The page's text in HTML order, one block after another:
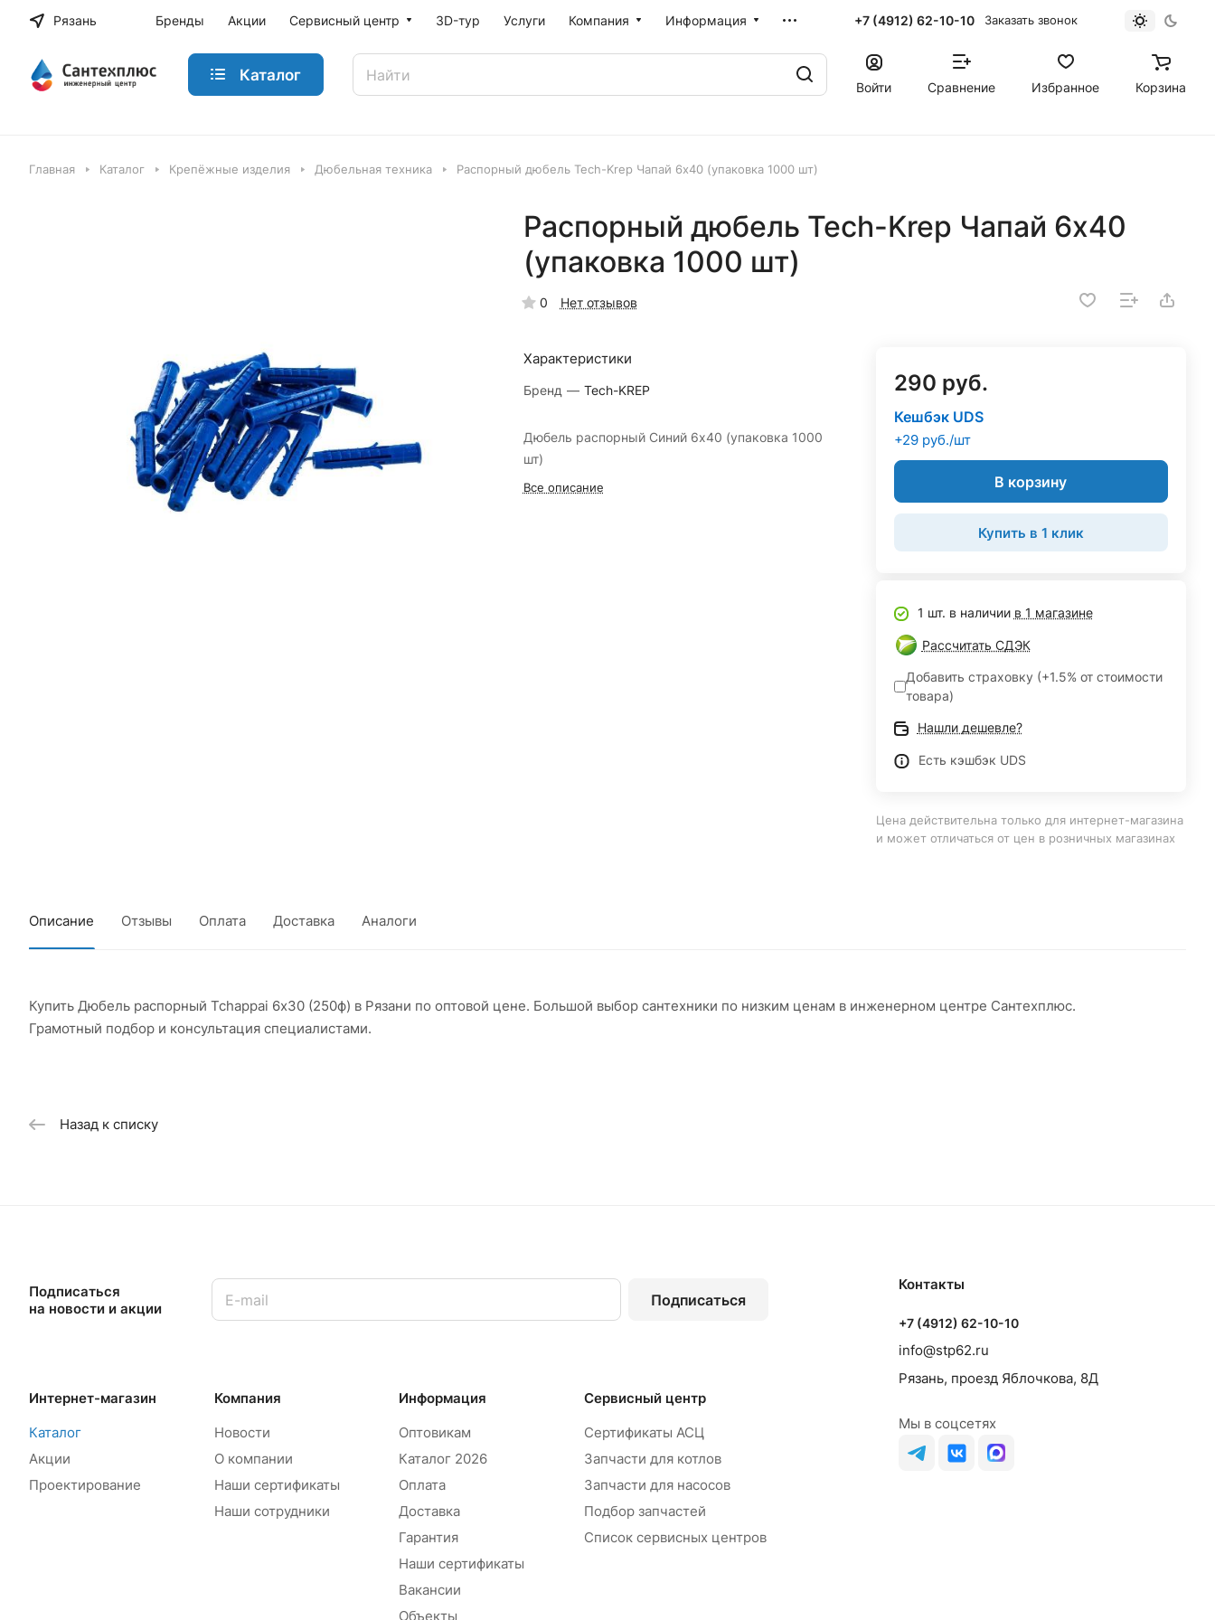
Рязань Бренды Акции Сервисный центр 3D-тур Услуги Компания Информация +7 (4912) 62-10-10 Заказать звонок
Каталог
Войти Сравнение Избранное Корзина
Главная Каталог Крепёжные изделия Дюбельная техника Распорный дюбель Tech-Krep Чапай 6х40 (упаковка 1000 шт)
Распорный дюбель Tech-Krep Чапай 6х40
(упаковка 1000 шт)
0 Нет отзывов
Характеристики
Бренд — Tech-KREP
Дюбель распорный Синий 6х40 (упаковка 1000
шт)
Все описание
290 руб.
Кешбэк UDS
+29 руб./шт
В корзину
Купить в 1 клик
1 шт. в наличии в 1 магазине
Рассчитать СДЭК
Добавить страховку (+1.5% от стоимости
товара)
Нашли дешевле?
Есть кэшбэк UDS
Цена действительна только для интернет-магазина
и может отличаться от цен в розничных магазинах
Описание Отзывы Оплата Доставка Аналоги
Купить Дюбель распорный Tchappai 6х30 (250ф) в Рязани по оптовой цене. Большой выбор сантехники по низким ценам в инженерном центре Сантехплюс.
Грамотный подбор и консультация специалистами.
Назад к списку
Подписаться
на новости и акции
Подписаться
Интернет-магазин
Каталог
Акции
Проектирование
Компания
Новости
О компании
Наши сертификаты
Наши сотрудники
Информация
Оптовикам
Каталог 2026
Оплата
Доставка
Гарантия
Наши сертификаты
Вакансии
Объекты
Сервисный центр
Сертификаты АСЦ
Запчасти для котлов
Запчасти для насосов
Подбор запчастей
Список сервисных центров
Контакты
+7 (4912) 62-10-10
info@stp62.ru
Рязань, проезд Яблочкова, 8Д
Мы в соцсетях